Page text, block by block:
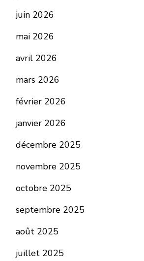
juin 2026
mai 2026
avril 2026
mars 2026
février 2026
janvier 2026
décembre 2025
novembre 2025
octobre 2025
septembre 2025
août 2025
juillet 2025